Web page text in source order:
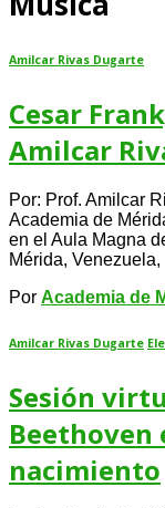
Amilcar Rivas Dugarte
Cesar
Amilcar
Por: Prof. Amilcar
Academia de
en el Aula Magna
Mérida, Venezuela,
Por Academia de
Amilcar Rivas Dugarte
Sesión
Beethoven
nacimiento